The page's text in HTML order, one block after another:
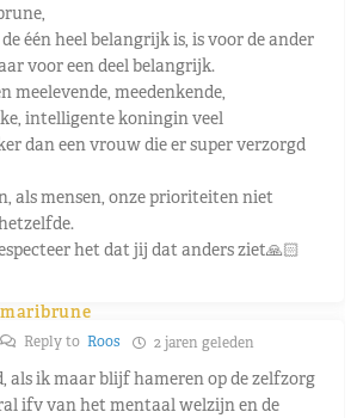
één heel belangrijk is, is voor de ander
voor een deel belangrijk.
meelevende, meedenkende,
intelligente koningin veel
dan een vrouw die er super verzorgd
als mensen, onze prioriteiten niet
het dat jij dat anders ziet🙏🏻
maribrune
Reply to Roos 2 jaren geleden
als ik maar blijf hameren op de zelfzorg
ifv van het mentaal welzijn en de